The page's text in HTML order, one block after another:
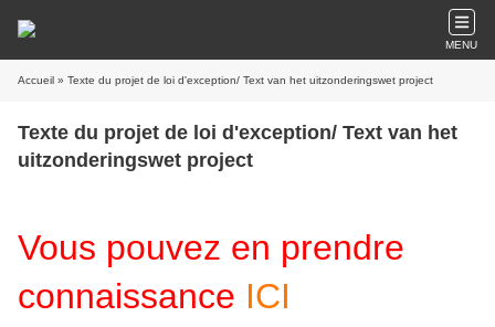
MENU
Accueil » Texte du projet de loi d'exception/ Text van het uitzonderingswet project
Texte du projet de loi d'exception/ Text van het
uitzonderingswet project
Vous pouvez en prendre
connaissance ICI